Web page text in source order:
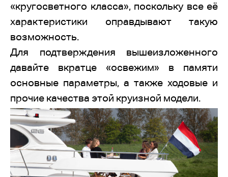
«кругосветного класса», поскольку все её
характеристики оправдывают такую
возможность.
Для подтверждения вышеизложенного
давайте вкратце «освежим» в памяти
основные параметры, а также ходовые и
прочие качества этой круизной модели.